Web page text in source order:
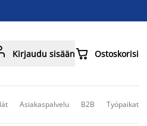
Kirjaudu sisään Ostoskorisi
Asiakaspalvelu B2B Työpaikat